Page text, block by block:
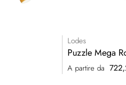
Lodes
Puzzle Mega
A partire da